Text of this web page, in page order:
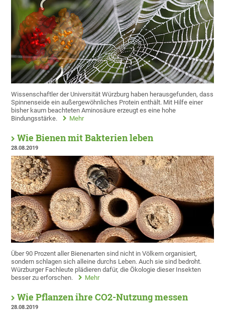
Wissenschaftler der Universität Würzburg haben herausgefunden, dass
Spinnenseide ein außergewöhnliches Protein enthält. Mit Hilfe einer
bisher kaum beachteten Aminosäure erzeugt es eine hohe
Bindungsstärke.
Mehr
Wie Bienen mit Bakterien leben
28.08.2019
Über 90 Prozent aller Bienenarten sind nicht in Völkern organisiert,
sondern schlagen sich alleine durchs Leben. Auch sie sind bedroht.
Würzburger Fachleute plädieren dafür, die Ökologie dieser Insekten
besser zu erforschen.
Mehr
Wie Pflanzen ihre CO2-Nutzung messen
28.08.2019